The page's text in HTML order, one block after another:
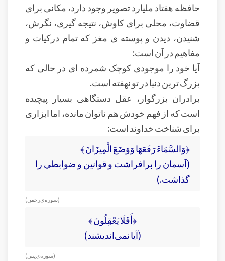
حافظه هفتاد ملیارد تصویر وجود دارد، مکانی برای
قضاوت، محلی برای کاوش، نتیجه گیری، نگرش،
شنیدن، دیدن و پوسته ی مغز که تمام درکیات و
مفاهیم در آن است:
آیا خود را موجودی کوچک شمرده ای در حالی که
بزرگ ترین دنیا در تو نهفته است.
برادران بزرگوار، عقل دستگاهی بسیار پیچیده
است که از فهم خودش هم ناتوان مانده، اما ابزاری
برای شناخت خداوند است:
﴿وَالسَّمَاءَ رَفَعَهَا وَوَضَعَ الْمِيزَانَ ﴾
(آسمان را برافراشت و قوانين و ضوابطي را
گذاشت.)
(سوره‌ي رحمن )
﴿أَفَلَا يَعْقِلُونَ ﴾
(آیا نمی‌اندیشند)
( سوره‌ی يس )